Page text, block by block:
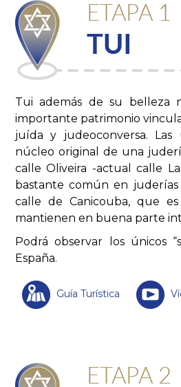
Tui además de su belleza
importante patrimonio
juída y judeoconversa. Las
núcleo original de una
calle Oliveira -actual calle
bastante común en
calle de Canicouba, que
mantienen en buena parte
Podrá observar los únicos
España.
Guía Turística